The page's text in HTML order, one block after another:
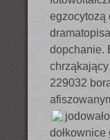
egzocytozą
dopchanie.
229032
dołkownice